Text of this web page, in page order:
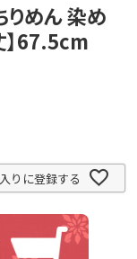
りめん 染め
】67.5cm
りに登録する